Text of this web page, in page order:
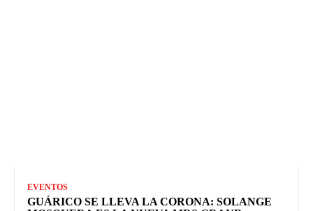
EVENTOS
GUÁRICO SE LLEVA LA CORONA: SOLANGE